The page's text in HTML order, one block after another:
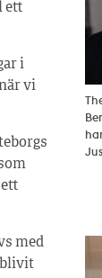
ett
i
vi
med
blivit